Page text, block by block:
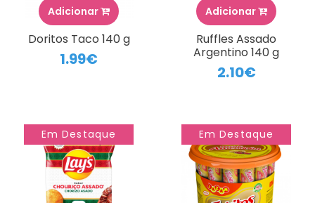
Adicionar
Doritos Taco 140 g
1.99€
Adicionar
Ruffles Assado
Argentino 140 g
2.10€
Em Destaque Em Destaque